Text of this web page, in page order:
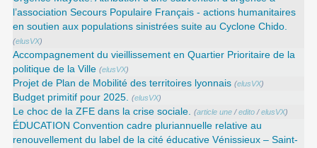
l’association Secours Populaire Français - actions humanitaires
en soutien aux populations sinistrées suite au Cyclone Chido.
(elusVX)
Accompagnement du vieillissement en Quartier Prioritaire de la
politique de la Ville (elusVX)
Projet de Plan de Mobilité des territoires lyonnais (elusVX)
Budget primitif pour 2025. (elusVX)
Le choc de la ZFE dans la crise sociale. (article une /edito /elusVX)
ÉDUCATION Convention cadre pluriannuelle relative au
renouvellement du label de la cité éducative Vénissieux – Saint-